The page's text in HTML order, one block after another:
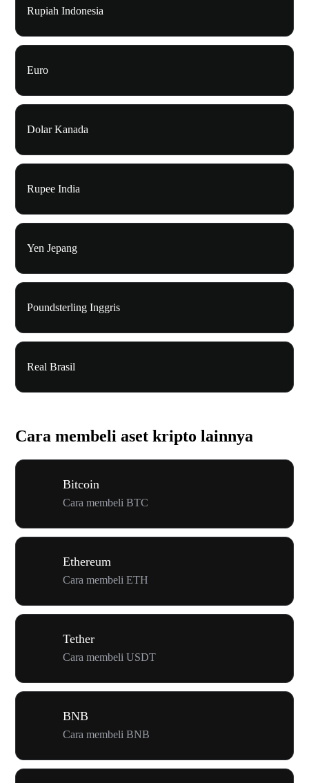
Rupiah Indonesia
Euro
Dolar Kanada
Rupee India
Yen Jepang
Poundsterling Inggris
Real Brasil
Cara membeli aset kripto lainnya
Bitcoin
Cara membeli BTC
Ethereum
Cara membeli ETH
Tether
Cara membeli USDT
BNB
Cara membeli BNB